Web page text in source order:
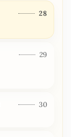
28
29
30